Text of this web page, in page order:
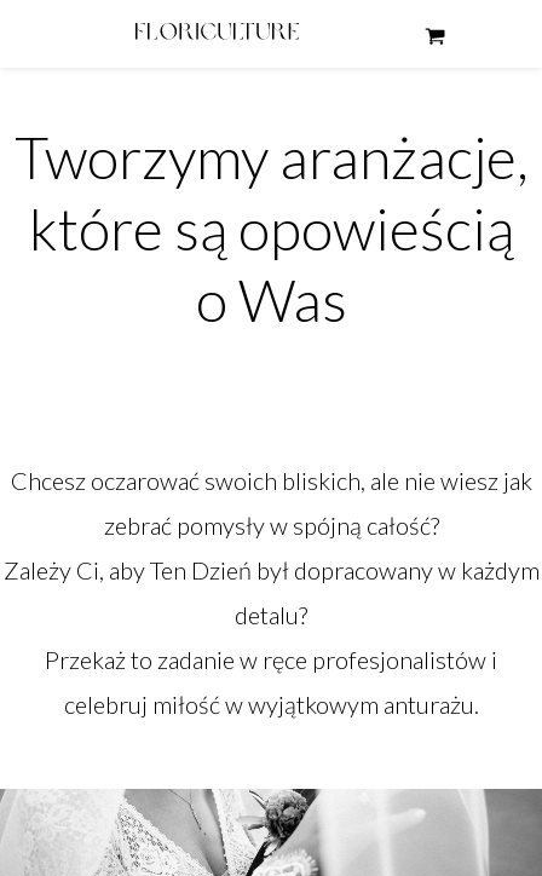
Tworzymy aranżacje,
które są opowieścią
o Was
Chcesz oczarować swoich bliskich, ale nie wiesz jak
zebrać pomysły w spójną całość?
Zależy Ci, aby Ten Dzień był dopracowany w każdym
detalu?
Przekaż to zadanie w ręce profesjonalistów i
celebruj miłość w wyjątkowym anturażu.